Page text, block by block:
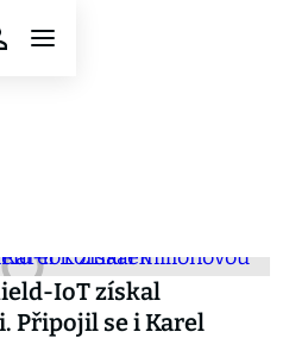
IoT získal
Připojil se i Karel